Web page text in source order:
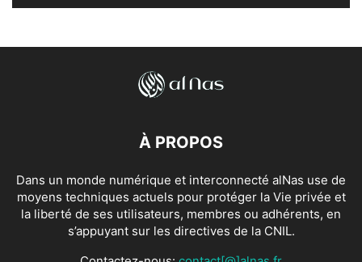
À PROPOS
Dans un monde numérique et interconnecté alNas use de
moyens techniques actuels pour protéger la Vie privée et
la liberté de ses utilisateurs, membres ou adhérents, en
s’appuyant sur les directives de la CNIL.